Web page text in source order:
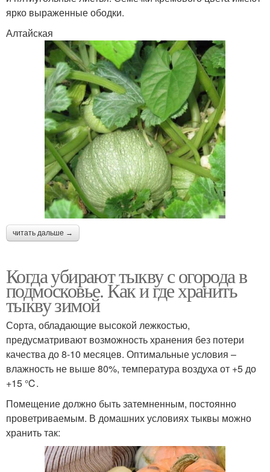
ярко выраженные ободки.
Алтайская
читать дальше →
Когда убирают тыкву с огорода в
подмосковье. Как и где хранить
тыкву зимой
Сорта, обладающие высокой лежкостью,
предусматривают возможность хранения без потери
качества до 8-10 месяцев. Оптимальные условия –
влажность не выше 80%, температура воздуха от +5 до
+15 ℃.
Помещение должно быть затемненным, постоянно
проветриваемым. В домашних условиях тыквы можно
хранить так: